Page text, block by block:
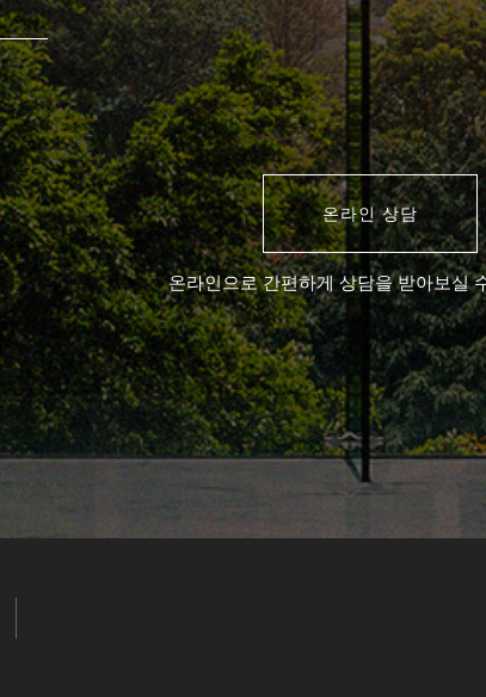
온라인 상담
온라인으로 간편하게 상담을 받아보실